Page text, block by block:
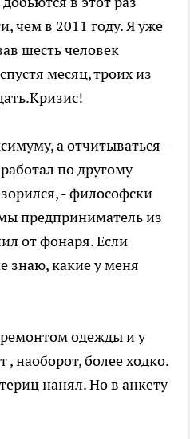
чем в 2011 году. Я уже
шесть человек
месяц, троих из
а отчитываться –
по другому
- философски
предприниматель из
от фонаря. Если
знаю, какие у меня
одежды и у
, наоборот, более ходко.
нанял. Но в анкету